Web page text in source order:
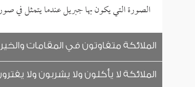
الصورة التي يكون بها جبريل عندما يتمثل في
الملائكة متفاوتون في المقامات
الملائكة لا يأكلون ولا يشربون ولا